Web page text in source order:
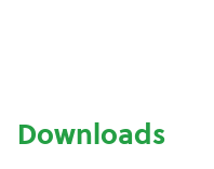
Downloads